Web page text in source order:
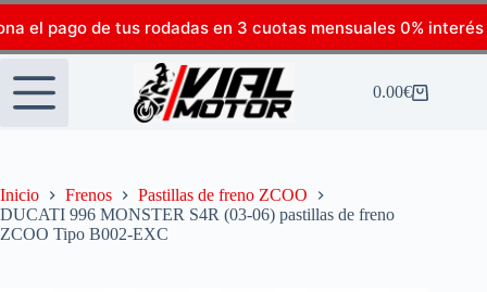
el pago de tus rodadas en 3 cuotas mensuales 0% interés
0.00€
Inicio Frenos
Pastillas de freno ZCOO
DUCATI 996 MONSTER S4R (03-06) pastillas de freno
ZCOO Tipo B002-EXC